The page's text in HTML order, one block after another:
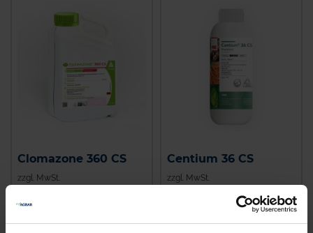
Clomazone 360 CS
zzgl. MwSt.
37,15 € / l
ZUM PRODUKT
Centium 36 CS
zzgl. MwSt.
ZUM PRODUKT